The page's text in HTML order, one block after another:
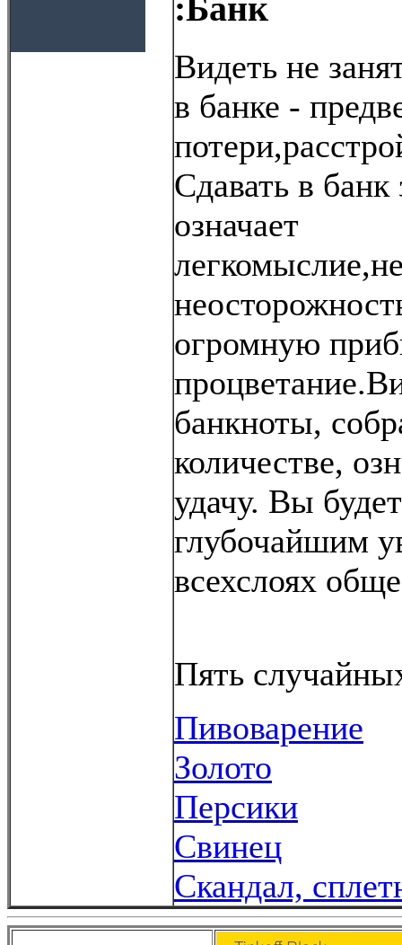
:Банк
Видеть не
в банке -
Сдавать в
означает
огромную
банкноты,
количестве,
удачу. Вы
глубочайшим
всехслоях
Пять
Пивоварение
Золото
Персики
Свинец
Скандал,